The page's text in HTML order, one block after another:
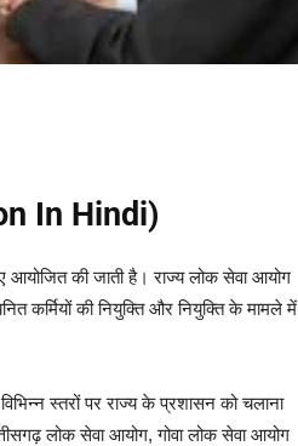
In Hindi)
आयोजित की जाती है। राज्य लोक सेवा आयोग
कर्मियों की नियुक्ति और नियुक्ति के मामले में
स्तरों पर राज्य के प्रशासन को चलाना
लोक सेवा आयोग, गोवा लोक सेवा आयोग